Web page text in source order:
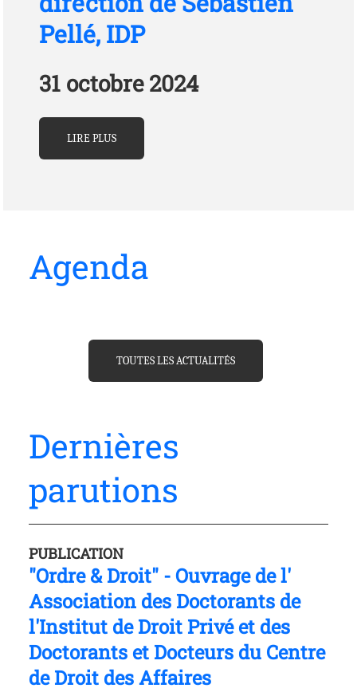
Pellé, IDP
31 octobre 2024
LIRE PLUS
Agenda
TOUTES LES ACTUALITÉS
Dernières
parutions
PUBLICATION
"Ordre & Droit" - Ouvrage de l'
Association des Doctorants de
l'Institut de Droit Privé et des
Doctorants et Docteurs du Centre
de Droit des Affaires